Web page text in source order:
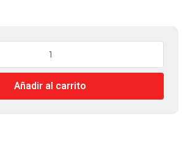
Añadir al carrito